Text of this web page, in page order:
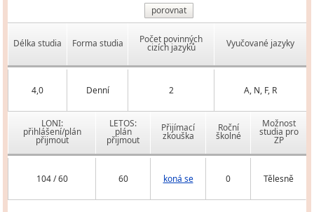
porovnat
Délka studia Forma studia Počet povinných
cizích jazyků Vyučované jazyky
4,0 Denní 2 A, N, F, R
LONI:
přihlášení/plán
přijmout
LETOS:
plán
přijmout
Přijímací
zkouška
Roční
školné
Možnost
studia pro
ZP
104 / 60 60 koná se 0 Tělesně